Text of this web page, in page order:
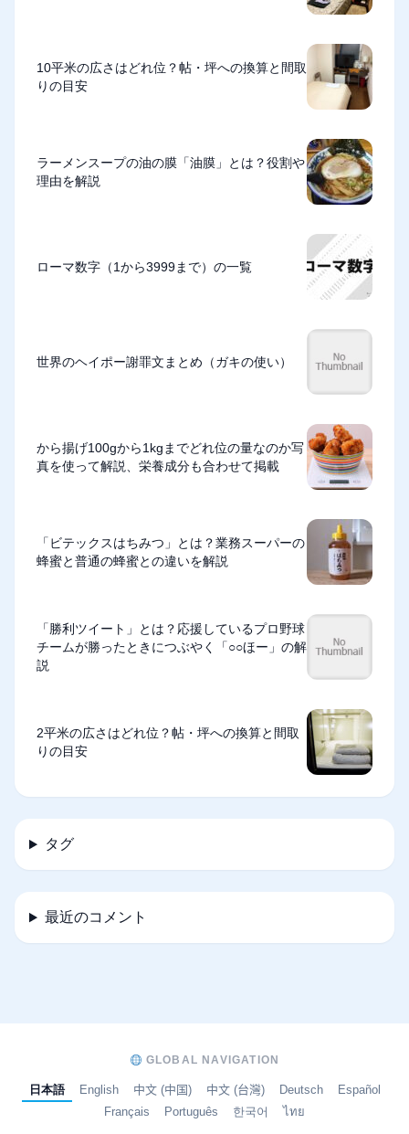
10平米の広さはどれ位？帖・坪への換算と間取
りの目安
ラーメンスープの油の膜「油膜」とは？役割や
理由を解説
ローマ数字（1から3999まで）の一覧
世界のヘイポー謝罪文まとめ（ガキの使い）
から揚げ100gから1kgまでどれ位の量なのか写
真を使って解説、栄養成分も合わせて掲載
「ビテックスはちみつ」とは？業務スーパーの
蜂蜜と普通の蜂蜜との違いを解説
「勝利ツイート」とは？応援しているプロ野球
チームが勝ったときにつぶやく「○○ほー」の解
説
2平米の広さはどれ位？帖・坪への換算と間取
りの目安
タグ
最近のコメント
GLOBAL NAVIGATION
日本語 English 中文 (中国) 中文 (台灣) Deutsch
Español
Français
Português 한국어 ไทย